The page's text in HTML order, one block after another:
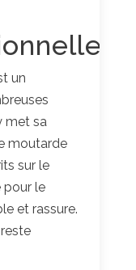
un
met sa
moutarde
sur le
pour le
et rassure.